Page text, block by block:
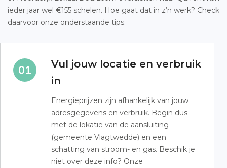
ieder jaar wel €155 schelen. Hoe gaat dat in z’n werk? Check
daarvoor onze onderstaande tips.
Vul jouw locatie en verbruik
in
Energieprijzen zijn afhankelijk van jouw
adresgegevens en verbruik. Begin dus
met de lokatie van de aansluiting
(gemeente Vlagtwedde) en een
schatting van stroom- en gas. Beschik je
niet over deze info? Onze